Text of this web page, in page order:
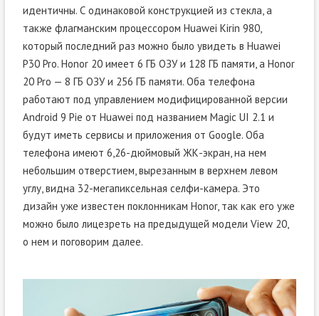
идентичны. С одинаковой конструкцией из стекла, а
также флагманским процессором Huawei Kirin 980,
который последний раз можно было увидеть в Huawei
P30 Pro. Honor 20 имеет 6 ГБ ОЗУ и 128 ГБ памяти, а Honor
20 Pro — 8 ГБ ОЗУ и 256 ГБ памяти. Оба телефона
работают под управлением модифицированной версии
Android 9 Pie от Huawei под названием Magic UI 2.1 и
будут иметь сервисы и приложения от Google. Оба
телефона имеют 6,26-дюймовый ЖК-экран, на нем
небольшим отверстием, вырезанным в верхнем левом
углу, видна 32-мегапиксельная селфи-камера. Это
дизайн уже известен поклонникам Honor, так как его уже
можно было лицезреть на предыдущей модели View 20,
о нем и поговорим далее.